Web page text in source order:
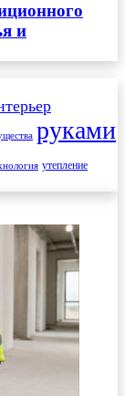
и
руками
утепление